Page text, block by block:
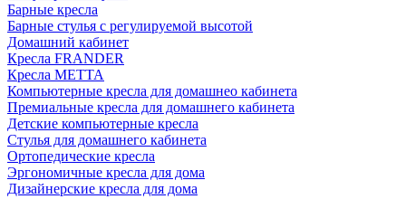
Барные кресла
Барные стулья с регулируемой высотой
Домашний кабинет
Кресла FRANDER
Кресла METTA
Компьютерные кресла для домашнео кабинета
Премиальные кресла для домашнего кабинета
Детские компьютерные кресла
Стулья для домашнего кабинета
Ортопедические кресла
Эргономичные кресла для дома
Дизайнерские кресла для дома